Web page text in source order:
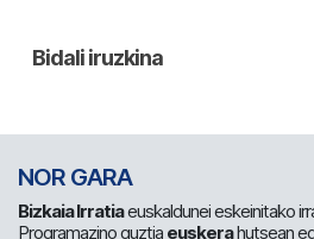
NOR GARA
Bizkaia Irratiaeuskaldunei eskeinitako
Programazino guztia euskerahutsean